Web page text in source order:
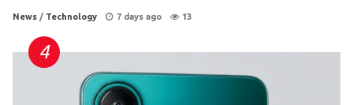
News / Technology 7 days ago 13